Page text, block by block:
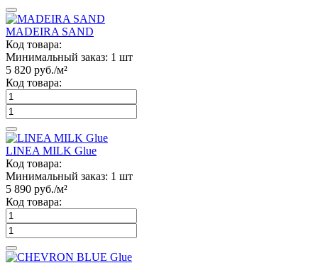
MADEIRA SAND
Код товара:
Минимальный заказ: 1 шт
5 820 руб./м²
Код товара:
LINEA MILK Glue
Код товара:
Минимальный заказ: 1 шт
5 890 руб./м²
Код товара: